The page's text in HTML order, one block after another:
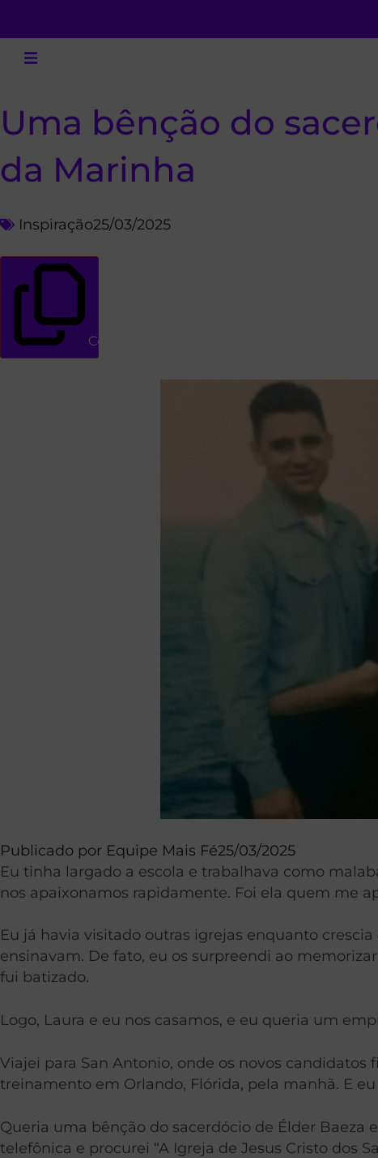
Uma bênção do
da Marinha
Inspiração25/03/2025
Copiar link
Publicado por Equipe Mais Fé25/03/2025
Eu tinha largado a escola e trabalhava como
nos apaixonamos rapidamente. Foi ela quem me
Eu já havia visitado outras igrejas enquanto
ensinavam. De fato, eu os surpreendi ao
fui batizado.
Logo, Laura e eu nos casamos, e eu queria um
Viajei para San Antonio, onde os novos
treinamento em Orlando, Flórida, pela manhã. E
Queria uma bênção do sacerdócio de Élder Baeza
telefônica e procurei “A Igreja de Jesus Cristo dos